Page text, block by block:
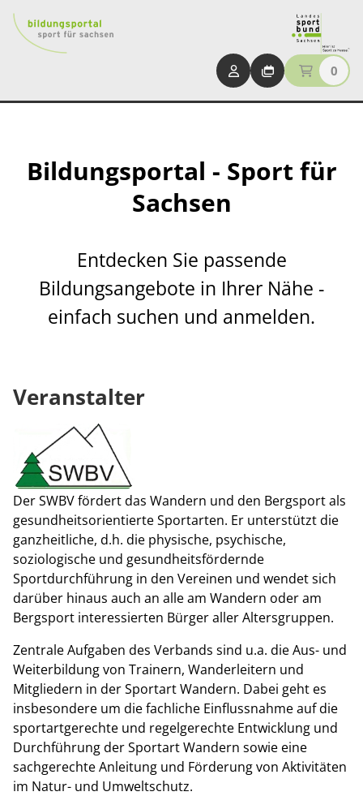
0
Bildungsportal - Sport für
Sachsen
Entdecken Sie passende
Bildungsangebote in Ihrer Nähe -
einfach suchen und anmelden.
Veranstalter
Der SWBV fördert das Wandern und den Bergsport als
gesundheitsorientierte Sportarten. Er unterstützt die
ganzheitliche, d.h. die physische, psychische,
soziologische und gesundheitsfördernde
Sportdurchführung in den Vereinen und wendet sich
darüber hinaus auch an alle am Wandern oder am
Bergsport interessierten Bürger aller Altersgruppen.
Zentrale Aufgaben des Verbands sind u.a. die Aus- und
Weiterbildung von Trainern, Wanderleitern und
Mitgliedern in der Sportart Wandern. Dabei geht es
insbesondere um die fachliche Einflussnahme auf die
sportartgerechte und regelgerechte Entwicklung und
Durchführung der Sportart Wandern sowie eine
sachgerechte Anleitung und Förderung von Aktivitäten
im Natur- und Umweltschutz.